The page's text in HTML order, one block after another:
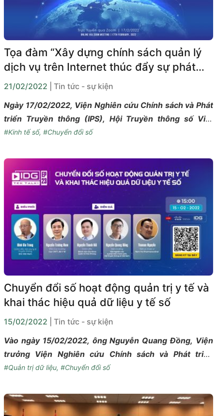
quan trọng để hoàn thiện chính sách cho ngành.
Tọa đàm “Xây dựng chính sách quản lý
dịch vụ trên Internet thúc đẩy sự phát
triển của kinh tế số tại Việt Nam”
21/02/2022
| Tin tức - sự kiện
Ngày 17/02/2022, Viện Nghiên cứu Chính sách và Phát
triển Truyền thông (IPS), Hội Truyền thông số Việt
Nam (VDCA) đã phối hợp với Liên minh Internet châu Á
dịch vụ trên Internet thúc đẩy sự phát triển của kinh tế
số tại Việt Nam” theo hình thức trực tuyến trên nền
tảng Zoom Meetings.
#Kinh tế số, #Chuyển đổi số
Chuyển đổi số hoạt động quản trị y tế và
khai thác hiệu quả dữ liệu y tế số
15/02/2022
| Tin tức - sự kiện
Vào ngày 15/02/2022, ông Nguyễn Quang Đồng, Viện
trưởng Viện Nghiên cứu Chính sách và Phát triển
Truyền thông (IPS) sẽ xuất hiện trong chương trình
tham dự để bàn luận về những vấn đề tồn tại trong quá
trình chuyển đổi số hoạt động quản trị y tế và cách
#Quản trị dữ liệu, #Chuyển đổi số